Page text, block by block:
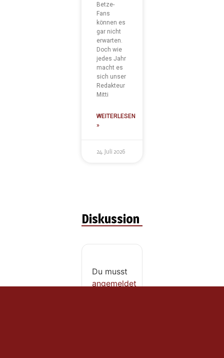
Betze-
Fans
können es
gar nicht
erwarten.
Doch wie
jedes Jahr
macht es
sich unser
Redakteur
Mitti
WEITERLESEN
»
24. Juli 2026
Diskussion
Du musst
angemeldet